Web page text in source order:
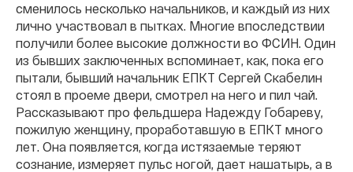
сменилось несколько начальников, и каждый из них
лично участвовал в пытках. Многие впоследствии
получили более высокие должности во ФСИН. Один
из бывших заключенных вспоминает, как, пока его
пытали, бывший начальник ЕПКТ Сергей Скабелин
стоял в проеме двери, смотрел на него и пил чай.
Рассказывают про фельдшера Надежду Гобареву,
пожилую женщину, проработавшую в ЕПКТ много
лет. Она появляется, когда истязаемые теряют
сознание, измеряет пульс ногой, дает нашатырь, а в